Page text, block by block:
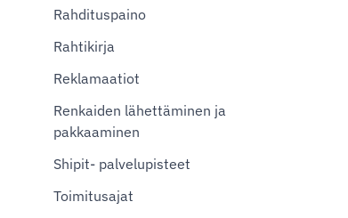
Rahdituspaino
Rahtikirja
Reklamaatiot
Renkaiden lähettäminen ja
pakkaaminen
Shipit- palvelupisteet
Toimitusajat